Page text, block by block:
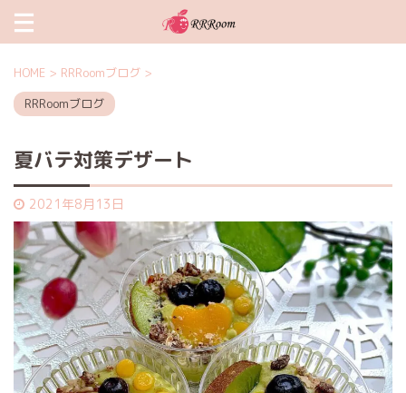
HOME > RRRoomブログ >
RRRoomブログ
夏バテ対策デザート
2021年8月13日